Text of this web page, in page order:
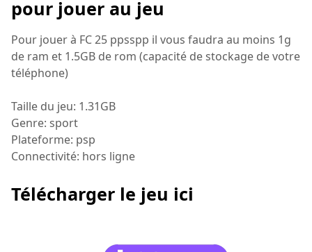
pour jouer au jeu
Pour jouer à FC 25 ppsspp il vous faudra au moins 1g
de ram et 1.5GB de rom (capacité de stockage de votre
téléphone)
Taille du jeu: 1.31GB
Genre: sport
Plateforme: psp
Connectivité: hors ligne
Télécharger le jeu ici